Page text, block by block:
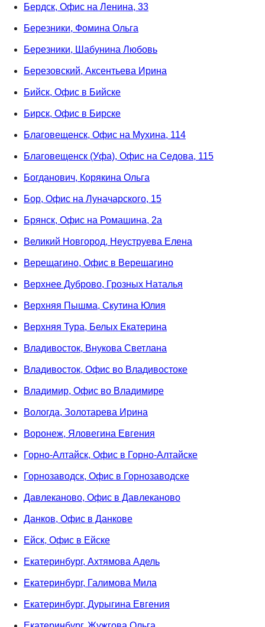
Бердск, Офис на Ленина, 33
Березники, Фомина Ольга
Березники, Шабунина Любовь
Березовский, Аксентьева Ирина
Бийск, Офис в Бийске
Бирск, Офис в Бирске
Благовещенск, Офис на Мухина, 114
Благовещенск (Уфа), Офис на Седова, 115
Богданович, Корякина Ольга
Бор, Офис на Луначарского, 15
Брянск, Офис на Ромашина, 2а
Великий Новгород, Неуструева Елена
Верещагино, Офис в Верещагино
Верхнее Дуброво, Грозных Наталья
Верхняя Пышма, Скутина Юлия
Верхняя Тура, Белых Екатерина
Владивосток, Внукова Светлана
Владивосток, Офис во Владивостоке
Владимир, Офис во Владимире
Вологда, Золотарева Ирина
Воронеж, Яловегина Евгения
Горно-Алтайск, Офис в Горно-Алтайске
Горнозаводск, Офис в Горнозаводске
Давлеканово, Офис в Давлеканово
Данков, Офис в Данкове
Ейск, Офис в Ейске
Екатеринбург, Ахтямова Адель
Екатеринбург, Галимова Мила
Екатеринбург, Дурыгина Евгения